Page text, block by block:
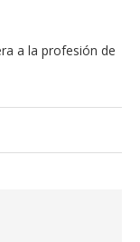
a la profesión de